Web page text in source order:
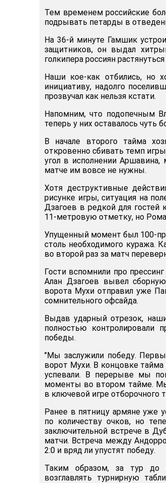
Тем временем российские
подрывать петарды в
На 36-й минуте Гамшик
защитников, он выдал
голкипера россиян растянуться
Наши кое-как отбились, но
инициативу, надолго
прозвучал как нельзя кстати.
Напомним, что подопечным
теперь у них оставалось чуть
В начале второго тайма
откровенно сбивать темп
угол в исполнении
матче им вовсе не нужны.
Хотя деструктивные
рисунке игры, ситуация на
Дзагоев в редкой для
11-метровую отметку, но
Упущенный момент был 100-
столь необходимого куража.
во второй раз за матч
Гости вспомнили про
Алан Дзагоев вывел
ворота Мухи отправил уже
сомнительного офсайда.
Выдав ударный отрезок,
полностью контролировали
победы.
"Мы заслужили победу.
ворот Мухи. В концовке
успевали. В перерыве мы
моменты во втором тайме.
в ключевой игре отборочного
Ранее в пятницу армяне уже
по количеству очков, но
заключительной встрече в
матчи. Встреча между
2:0 и вряд ли упустят победу.
Таким образом, за тур до
возглавлять турнирную